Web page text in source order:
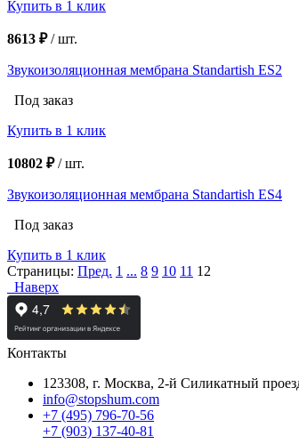
Купить в 1 клик
8613 ₽/шт.
Звукоизоляционная мембрана Standartish ES2
Под заказ
Купить в 1 клик
10802 ₽/шт.
Звукоизоляционная мембрана Standartish ES4
Под заказ
Купить в 1 клик
Страницы: Пред. 1 ... 8 9 10 11 12
Наверх
Контакты
123308, г. Москва, 2-й Силикатный
info@stopshum.com
+7 (495) 796-70-56
+7 (903) 137-40-81